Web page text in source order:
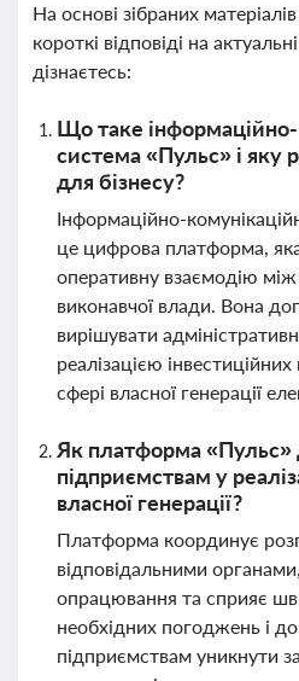
На основі зібраних
короткі відповіді на
дізнаєтесь:
Що таке
система «Пульс» і яку
для бізнесу?
Інформаційно-
це цифрова платформа,
оперативну взаємодію
виконавчої влади. Вона
вирішувати
реалізацією
сфері власної генерації
Як платформа «Пульс»
підприємствам у
власної генерації?
Платформа координує
відповідальними
опрацювання та сприяє
необхідних погоджень і
підприємствам уникнути